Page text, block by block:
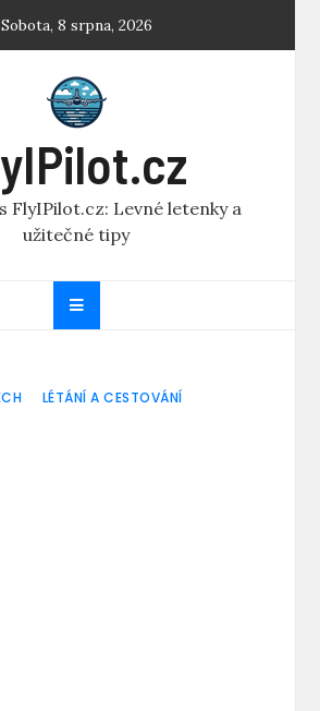
Sobota, 8 srpna, 2026
FlyIPilot.cz: Levné letenky a
užitečné tipy
LÉTÁNÍ A CESTOVÁNÍ